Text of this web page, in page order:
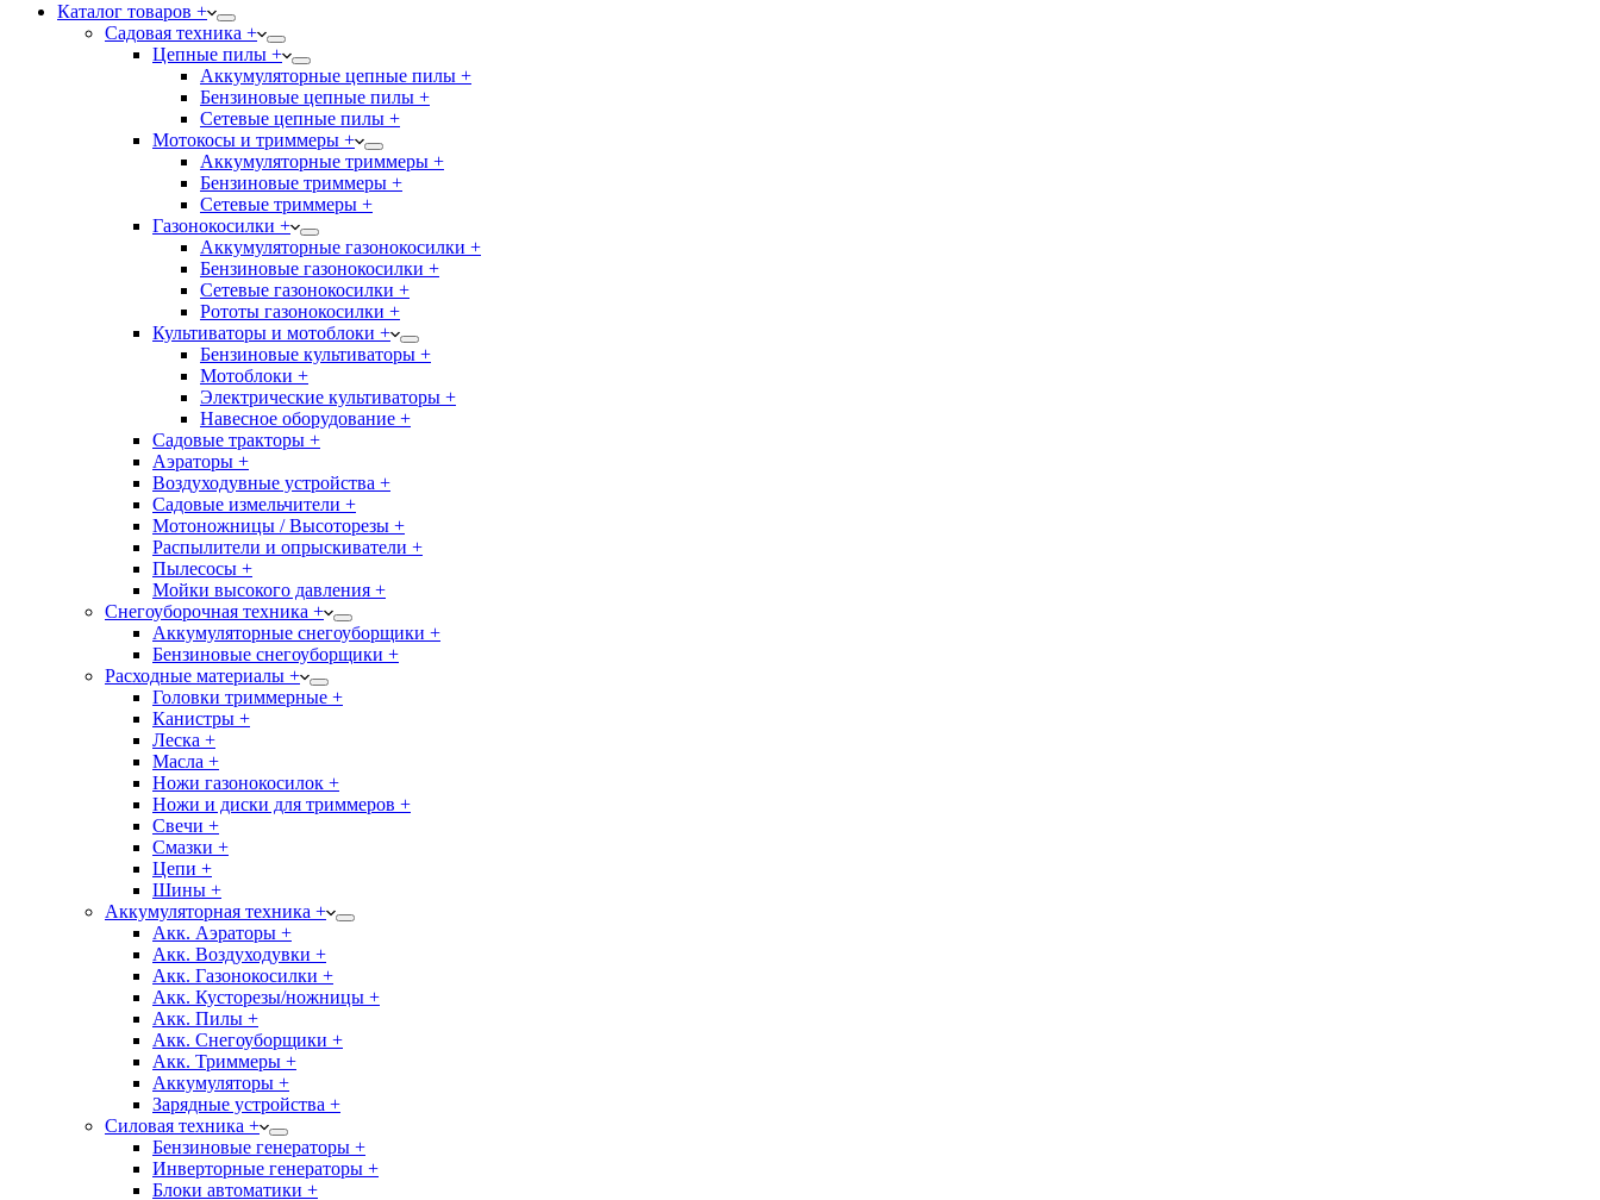
Каталог товаров +
Садовая техника +
Цепные пилы +
Аккумуляторные цепные пилы +
Бензиновые цепные пилы +
Сетевые цепные пилы +
Мотокосы и триммеры +
Аккумуляторные триммеры +
Бензиновые триммеры +
Сетевые триммеры +
Газонокосилки +
Аккумуляторные газонокосилки +
Бензиновые газонокосилки +
Сетевые газонокосилки +
Рототы газонокосилки +
Культиваторы и мотоблоки +
Бензиновые культиваторы +
Мотоблоки +
Электрические культиваторы +
Навесное оборудование +
Садовые тракторы +
Аэраторы +
Воздуходувные устройства +
Садовые измельчители +
Мотоножницы / Высоторезы +
Распылители и опрыскиватели +
Пылесосы +
Мойки высокого давления +
Снегоуборочная техника +
Аккумуляторные снегоуборщики +
Бензиновые снегоуборщики +
Расходные материалы +
Головки триммерные +
Канистры +
Леска +
Масла +
Ножи газонокосилок +
Ножи и диски для триммеров +
Свечи +
Смазки +
Цепи +
Шины +
Аккумуляторная техника +
Акк. Аэраторы +
Акк. Воздуходувки +
Акк. Газонокосилки +
Акк. Кусторезы/ножницы +
Акк. Пилы +
Акк. Снегоуборщики +
Акк. Триммеры +
Аккумуляторы +
Зарядные устройства +
Силовая техника +
Бензиновые генераторы +
Инверторные генераторы +
Блоки автоматики +